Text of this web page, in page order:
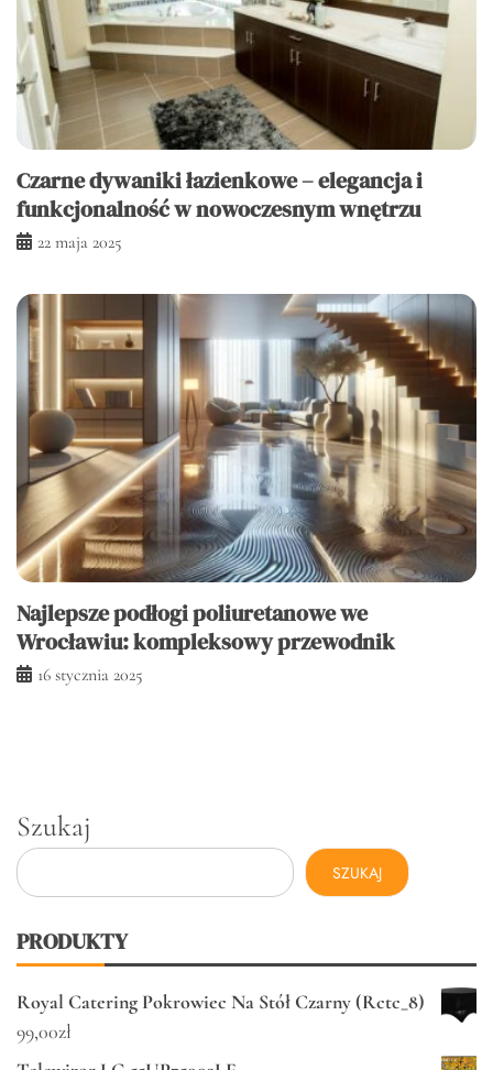
Czarne dywaniki łazienkowe – elegancja i
funkcjonalność w nowoczesnym wnętrzu
22 maja 2025
Najlepsze podłogi poliuretanowe we
Wrocławiu: kompleksowy przewodnik
16 stycznia 2025
Szukaj
SZUKAJ
PRODUKTY
Royal Catering Pokrowiec Na Stół Czarny (Rctc_8)
99,00zł